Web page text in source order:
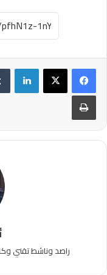
طباعة
راصد وناشط تقني